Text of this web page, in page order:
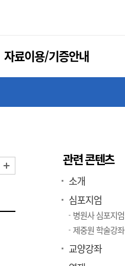
자료이용/기증안내
화면 축소 관련 콘텐츠
소개
심포지엄
병원사 심포지엄
제중원 학술강좌
교양강좌